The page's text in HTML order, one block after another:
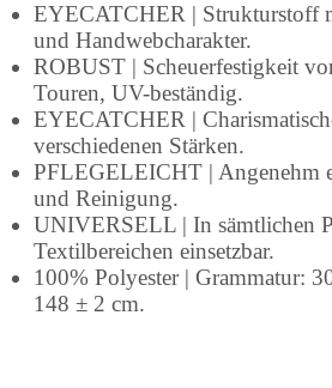
EYECATCHER | Strukturstoff
und Handwebcharakter.
ROBUST | Scheuerfestigkeit
Touren, UV-beständig.
EYECATCHER |
verschiedenen Stärken.
PFLEGELEICHT | Angenehm
und Reinigung.
UNIVERSELL | In sämtlichen
Textilbereichen einsetzbar.
100% Polyester | Grammatur:
148 ± 2 cm.